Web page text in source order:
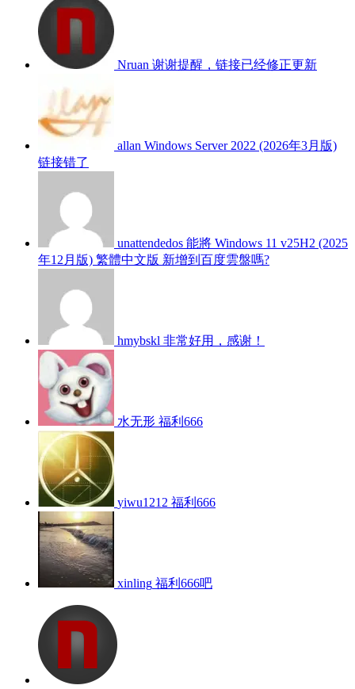
Nruan 谢谢提醒，链接已经修正更新
allan Windows Server 2022 (2026年3月版)
链接错了
unattendedos 能將 Windows 11 v25H2 (2025
年12月版) 繁體中文版 新增到百度雲盤嗎?
hmybskl 非常好用，感谢！
水无形 福利666
yiwu1212 福利666
xinling 福利666吧